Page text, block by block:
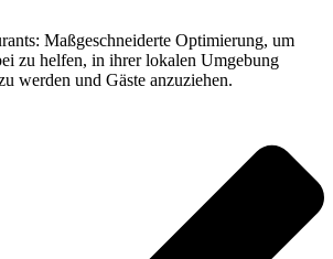
Maßgeschneiderte Optimierung, um
zu helfen, in ihrer lokalen Umgebung
werden und Gäste anzuziehen.